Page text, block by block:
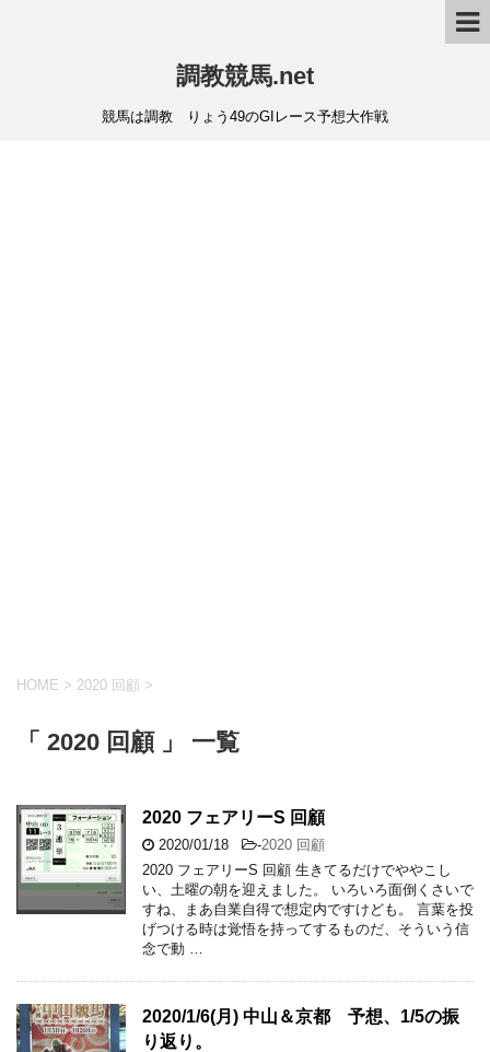
調教競馬.net
競馬は調教 りょう49のGIレース予想大作戦
HOME > 2020 回顧 >
「 2020 回顧 」 一覧
2020 フェアリーS 回顧
2020/01/18 -2020 回顧
2020 フェアリーS 回顧 生きてるだけでややこし
い、土曜の朝を迎えました。 いろいろ面倒くさいで
すね、まあ自業自得で想定内ですけども。 言葉を投
げつける時は覚悟を持ってするものだ、そういう信
念で動 …
2020/1/6(月) 中山＆京都 予想、1/5の振
り返り。